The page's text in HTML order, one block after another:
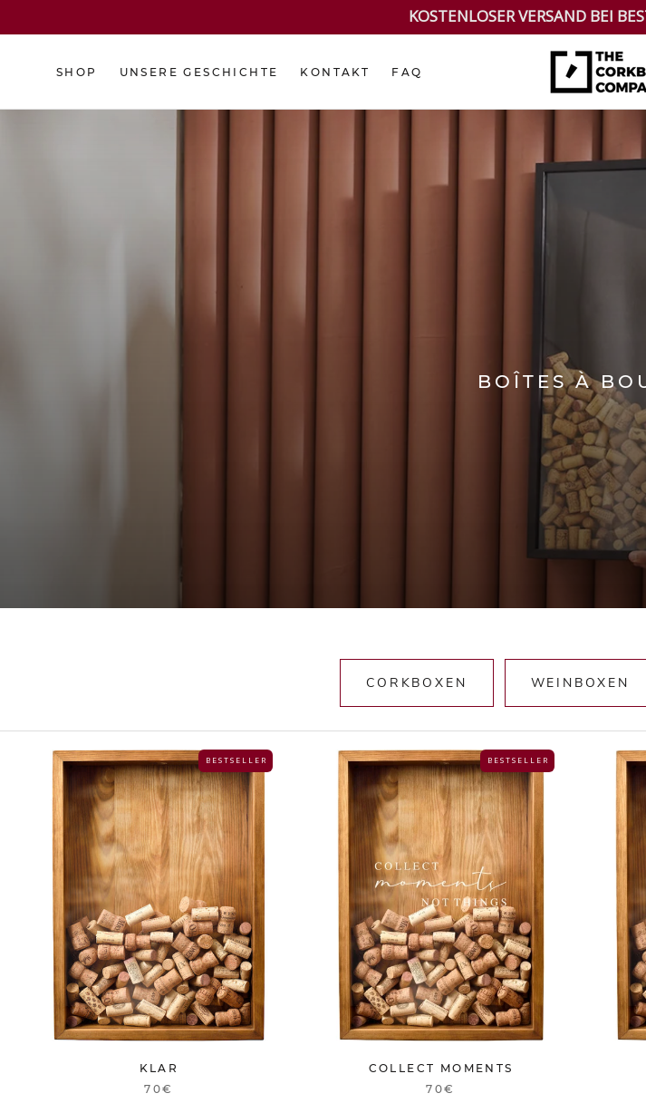
Inhalt
KOSTENLOSER VERSAND BEI
SHOP UNSERE GESCHICHTE KONTAKT FAQ
BOÎTES À
CORKBOXEN WEINBOXEN
B E S T S E L L E R
KLAR
70€
B E S T S E L L E R
COLLECT MOMENTS
70€